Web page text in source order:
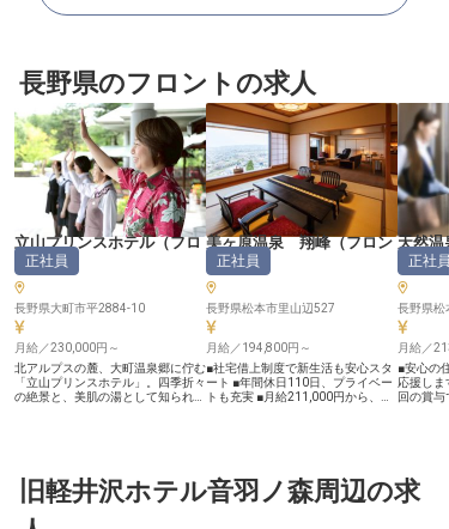
長野県のフロントの求人
立山プリンスホテル（フロ
ント）
正社員
長野県大町市平2884-10
月給／230,000円～
北アルプスの麓、大町温泉郷に佇む
「立山プリンスホテル」。四季折々
の絶景と、美肌の湯として知られる
費を大きく抑えられます。残業は月
平均5時間未満で、閑散期には月13
旅行や帰省もしやすく、オンオフの
美ヶ原温泉 翔峰（フロン
ト）
正社員
長野県松本市里山辺527
月給／194,800円～
■社宅借上制度で新生活も安心スタ
ート ■年間休日110日、プライベー
トも充実 ■月給211,000円から、安
出するお仕事です。 お客様を温か
くお迎えし、チェックインからアウ
天然温
野乃松
正社員
長野県松
月給／
■安心の
応援し
回の賞
日々おも
す。チェ
旧軽井沢ホテル音羽ノ森周辺の求